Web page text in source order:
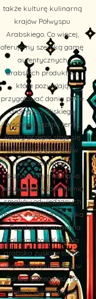
także kulturę kulinarną
krajów Półwyspu
Arabskiego. Co więcej,
oferujemy szeroką gamę
autentycznych
arabskich produktów,
które pozwalają
przygotować dania pełne
aromatów Bliskiego
Wschodu. Dzięki temu,
każdy przepis staje się
wyjątkową podróżą w
świat orientalnych
doznań, które na nowo
przywołują wspomnienia
smaków odwiedzanych
miejsc. Kuchnia Arabska
– Egzotyczne smaki na
polskim stole Kuchnia
arabska zyskuje coraz
większą popularność w
Polsce. Dlatego też, na
stołach pojawiają się